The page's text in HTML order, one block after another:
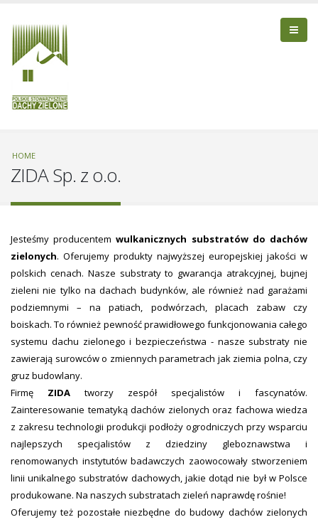
HOME
ZIDA Sp. z o.o.
Jesteśmy producentemwulkanicznych substratów do dachów
zielonych. Oferujemy produkty najwyższej europejskiej jakości w
polskich cenach. Nasze substraty to gwarancja atrakcyjnej, bujnej
zieleni nie tylko na dachach budynków, ale również nad garażami
podziemnymi – na patiach, podwórzach, placach zabaw czy
boiskach. To również pewność prawidłowego funkcjonowania całego
systemu dachu zielonego i bezpieczeństwa - nasze substraty nie
zawierają surowców o zmiennych parametrach jak ziemia polna, czy
gruz budowlany.
Firmę ZIDA tworzy zespół specjalistów i fascynatów.
Zainteresowanie tematyką dachów zielonych oraz fachowa wiedza
z zakresu technologii produkcji podłoży ogrodniczych przy wsparciu
najlepszych specjalistów z dziedziny gleboznawstwa i
renomowanych instytutów badawczych zaowocowały stworzeniem
linii unikalnego substratów dachowych, jakie dotąd nie był w Polsce
produkowane. Na naszych substratach zieleń naprawdę rośnie!
Oferujemy też pozostałe niezbędne do budowy dachów zielonych